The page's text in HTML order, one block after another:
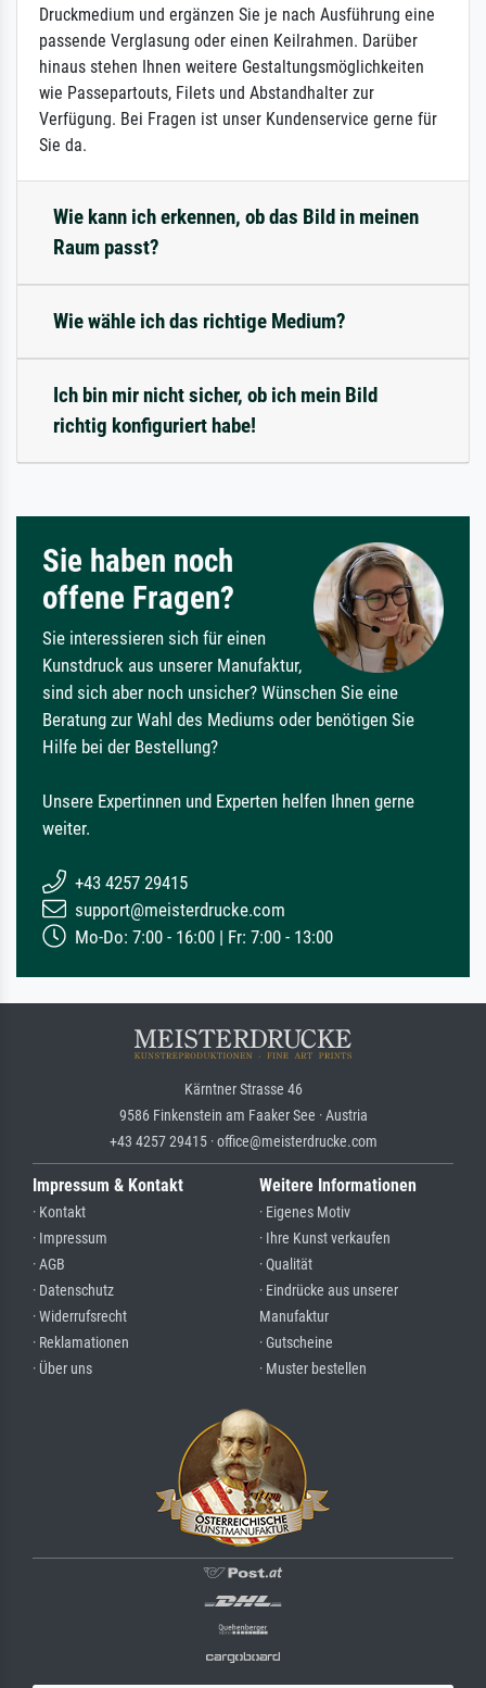
Druckmedium und ergänzen Sie je nach Ausführung eine
passende Verglasung oder einen Keilrahmen. Darüber
hinaus stehen Ihnen weitere Gestaltungsmöglichkeiten
wie Passepartouts, Filets und Abstandhalter zur
Verfügung. Bei Fragen ist unser Kundenservice gerne für
Sie da.
Wie kann ich erkennen, ob das Bild in meinen
Raum passt?
Wie wähle ich das richtige Medium?
Ich bin mir nicht sicher, ob ich mein Bild
richtig konfiguriert habe!
Sie haben noch
offene Fragen?
Sie interessieren sich für einen
Kunstdruck aus unserer Manufaktur,
sind sich aber noch unsicher? Wünschen Sie eine
Beratung zur Wahl des Mediums oder benötigen Sie
Hilfe bei der Bestellung?
Unsere Expertinnen und Experten helfen Ihnen gerne
weiter.
+43 4257 29415
support@meisterdrucke.com
Mo-Do: 7:00 - 16:00 | Fr: 7:00 - 13:00
Kärntner Strasse 46
9586 Finkenstein am Faaker See · Austria
+43 4257 29415 · office@meisterdrucke.com
Impressum & Kontakt
· Kontakt
· Impressum
· AGB
· Datenschutz
· Widerrufsrecht
· Reklamationen
· Über uns
Weitere Informationen
· Eigenes Motiv
· Ihre Kunst verkaufen
· Qualität
· Eindrücke aus unserer
Manufaktur
· Gutscheine
· Muster bestellen